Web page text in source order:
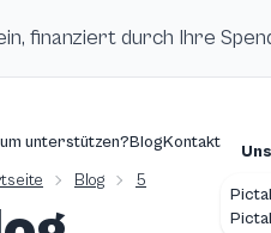
finanziert durch Ihre
unterstützen?BlogKontakt
Blog 5